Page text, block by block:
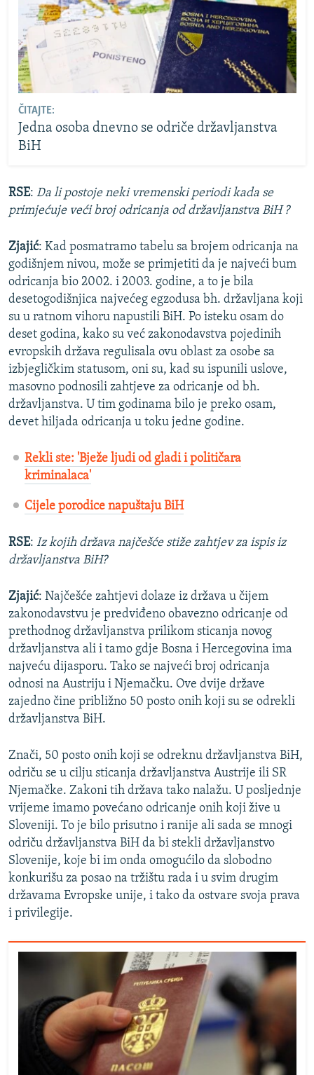
ČITAJTE:
Jedna osoba dnevno se odriče državljanstva
BiH
RSE: Da li postoje neki vremenski periodi kada se
primjećuje veći broj odricanja od državljanstva BiH ?
Zjajić: Kad posmatramo tabelu sa brojem odricanja na
godišnjem nivou, može se primjetiti da je najveći bum
odricanja bio 2002. i 2003. godine, a to je bila
desetogodišnjica najvećeg egzodusa bh. državljana koji
su u ratnom vihoru napustili BiH. Po isteku osam do
deset godina, kako su već zakonodavstva pojedinih
evropskih država regulisala ovu oblast za osobe sa
izbjegličkim statusom, oni su, kad su ispunili uslove,
masovno podnosili zahtjeve za odricanje od bh.
državljanstva. U tim godinama bilo je preko osam,
devet hiljada odricanja u toku jedne godine.
Rekli ste: 'Bježe ljudi od gladi i političara
kriminalaca'
Cijele porodice napuštaju BiH
RSE: Iz kojih država najčešće stiže zahtjev za ispis iz
državljanstva BiH?
Zjajić: Najčešće zahtjevi dolaze iz država u čijem
zakonodavstvu je predviđeno obavezno odricanje od
prethodnog državljanstva prilikom sticanja novog
državljanstva ali i tamo gdje Bosna i Hercegovina ima
najveću dijasporu. Tako se najveći broj odricanja
odnosi na Austriju i Njemačku. Ove dvije države
zajedno čine približno 50 posto onih koji su se odrekli
državljanstva BiH.
Znači, 50 posto onih koji se odreknu državljanstva BiH,
odriču se u cilju sticanja državljanstva Austrije ili SR
Njemačke. Zakoni tih država tako nalažu. U posljednje
vrijeme imamo povećano odricanje onih koji žive u
Sloveniji. To je bilo prisutno i ranije ali sada se mnogi
odriču državljanstva BiH da bi stekli državljanstvo
Slovenije, koje bi im onda omogućilo da slobodno
konkurišu za posao na tržištu rada i u svim drugim
državama Evropske unije, i tako da ostvare svoja prava
i privilegije.